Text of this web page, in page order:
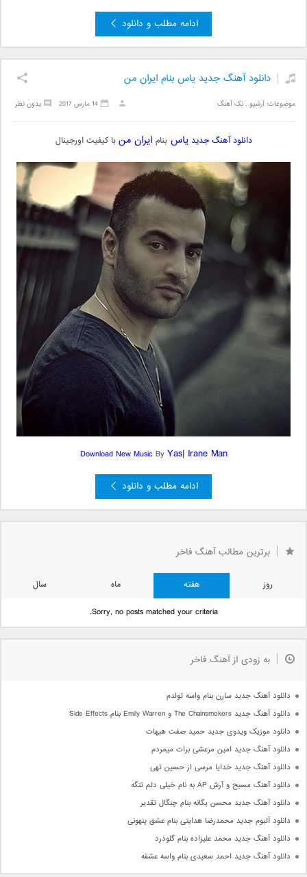
ادامه مطلب و دانلود
دانلود آهنگ جدید یاس بنام ایران من
موضوعات:آرشیو ,تک آهنگ بدون نظر 14 مارس 2017
دانلود آهنگ جدید یاسبنام ایران منبا کیفیت اورجینال
Download New MusicByYas| Irane Man
ادامه مطلب و دانلود
برترین مطالب آهنگ فاخر
روز هفته ماه
سال
Sorry, no posts matched your criteria.
به زودی از آهنگ فاخر
دانلود آهنگ جدید سارن بنام واسه تولدم
دانلود آهنگ جدید The Chainsmokers و Emily Warren بنام Side Effects
دانلود موزیک ویدوی جدید حمید صفت هیهات
دانلود آهنگ جدید امین مرعشی برات میمردم
دانلود آهنگ جدید خدایا مرسی از حسین تهی
دانلود آهنگ مسیح و آرش AP به نام خیلی دلم تنگه
دانلود آهنگ جدید محسن یگانه بنام چنگال تقدیر
دانلود آلبوم جدید محمدرضا هدایتی بنام عشق پنهونی
دانلود آهنگ جدید محمد علیزاده بنام گلودرد
دانلود آهنگ جدید احمد سعیدی بنام واسه عشقه